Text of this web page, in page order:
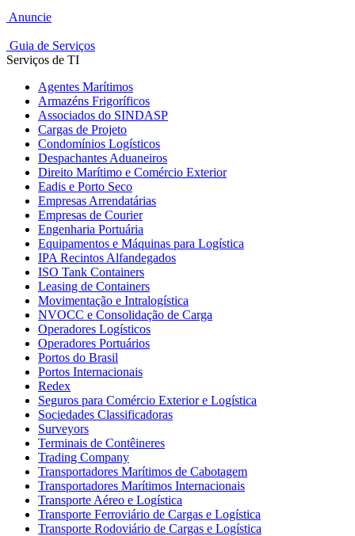
Anuncie
Guia de Serviços
Serviços de TI
Agentes Marítimos
Armazéns Frigoríficos
Associados do SINDASP
Cargas de Projeto
Condomínios Logísticos
Despachantes Aduaneiros
Direito Marítimo e Comércio Exterior
Eadis e Porto Seco
Empresas Arrendatárias
Empresas de Courier
Engenharia Portuária
Equipamentos e Máquinas para Logística
IPA Recintos Alfandegados
ISO Tank Containers
Leasing de Containers
Movimentação e Intralogística
NVOCC e Consolidação de Carga
Operadores Logísticos
Operadores Portuários
Portos do Brasil
Portos Internacionais
Redex
Seguros para Comércio Exterior e Logística
Sociedades Classificadoras
Surveyors
Terminais de Contêineres
Trading Company
Transportadores Marítimos de Cabotagem
Transportadores Marítimos Internacionais
Transporte Aéreo e Logística
Transporte Ferroviário de Cargas e Logística
Transporte Rodoviário de Cargas e Logística